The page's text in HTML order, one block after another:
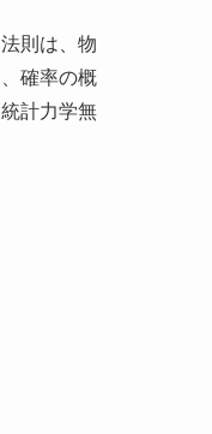
則は、物
確率の概
計力学無